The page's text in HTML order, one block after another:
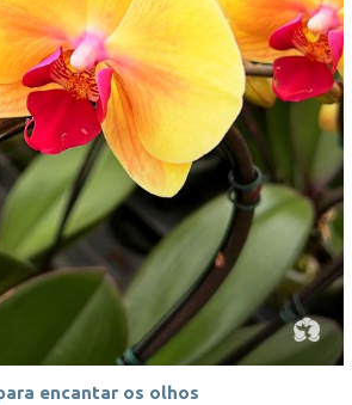
encantar os olhos